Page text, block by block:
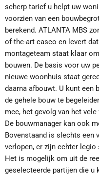
scherp tarief u helpt uw
voorzien van een
berekend. ATLANTA MBS
of-the-art casco en levert
montageteam staat klaar
bouwen. De basis voor uw
nieuwe woonhuis staat
daarna afbouwt. U kunt een
de gehele bouw te
mee, het gevolg van het
De bouwmanager kan ook
Bovenstaand is slechts een
verlopen, er zijn echter legio
Het is mogelijk om uit de
geselecteerde partijen die u